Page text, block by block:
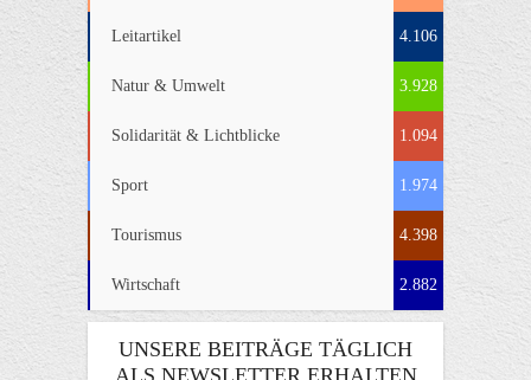
Leitartikel 4.106
Natur & Umwelt 3.928
Solidarität & Lichtblicke 1.094
Sport 1.974
Tourismus 4.398
Wirtschaft 2.882
UNSERE BEITRÄGE TÄGLICH